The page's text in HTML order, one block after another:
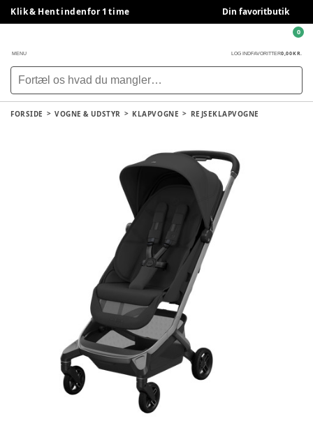
Klik & Hent indenfor 1 time Din favoritbutik
MENU LOG INDFAVORITTER0,00 KR.
0
FORSIDE VOGNE & UDSTYR KLAPVOGNE REJSEKLAPVOGNE